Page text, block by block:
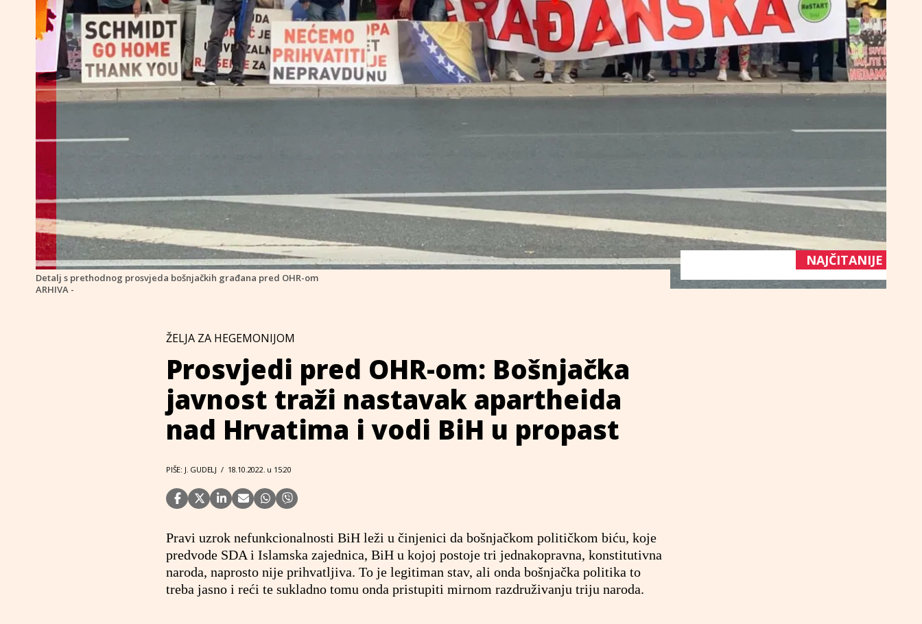
Detalj s prethodnog prosvjeda bošnjačkih građana pred OHR-om
ARHIVA -
ŽELJA ZA HEGEMONIJOM
Prosvjedi pred OHR-om: Bošnjačka
javnost traži nastavak apartheida
nad Hrvatima i vodi BiH u propast
PIŠE: J. GUDELJ / 18.10.2022. u 15:20
Pravi uzrok nefunkcionalnosti BiH leži u činjenici da bošnjačkom političkom biću, koje
predvode SDA i Islamska zajednica, BiH u kojoj postoje tri jednakopravna, konstitutivna
naroda, naprosto nije prihvatljiva. To je legitiman stav, ali onda bošnjačka politika to
treba jasno i reći te sukladno tomu onda pristupiti mirnom razdruživanju triju naroda.
NAJČITANIJE